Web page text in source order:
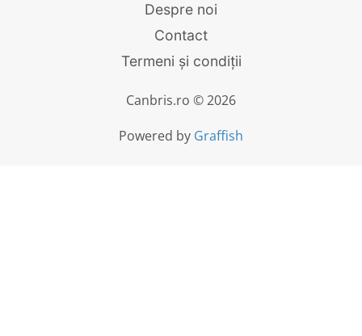
Despre noi
Contact
Termeni și condiții
Canbris.ro © 2026
Powered by Graffish